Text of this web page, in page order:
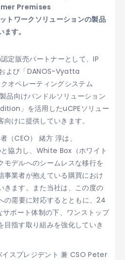
Premises
ワークソリューションの製品
す。
定販売パートナーとして、IP
よび「DANOS-Vyatta
オペレーティングシステム
品向けバンドルソリューション
」を活用したuCPEソリュー
けに提供していきます。
（CEO） 緒方 淳は、
協力し、White Box（ホワイト
モデルへのシームレスな移行を
事業者が抱えている購買におけ
きます。また当社は、この度の
需要に対応するとともに、24
ポート体制の下、ワンストップ
目指す取り組みを強化していき
スプレジデント 兼 CSO Peter